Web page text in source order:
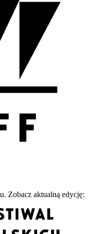
Zobacz aktualną edycję: